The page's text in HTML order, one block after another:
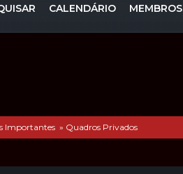
CALENDÁRIO MEMBROS
Importantes » Quadros Privados